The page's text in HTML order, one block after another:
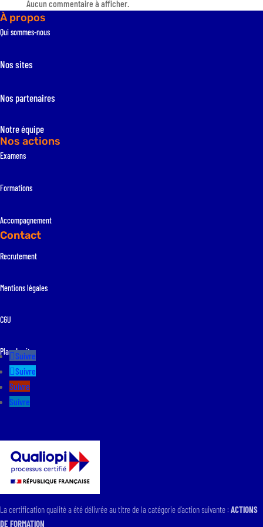
Aucun commentaire à afficher.
À propos
Qui sommes-nous
Nos sites
Nos partenaires
Notre équipe
Nos actions
Examens
Formations
Accompagnement
Contact
Recrutement
Mentions légales
CGU
Plan du site
Suivre
Suivre
Suivre
Suivre
La certification qualité a été délivrée au titre de la catégorie d’action suivante : ACTIONS
DE FORMATION